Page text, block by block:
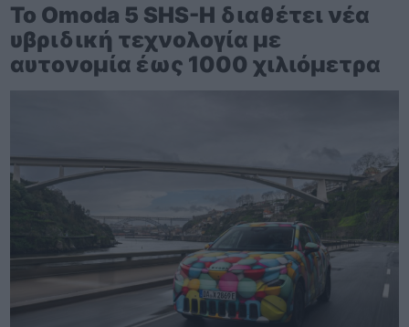
Το Omoda 5 SHS-H διαθέτει νέα
υβριδική τεχνολογία με
αυτονομία έως 1000 χιλιόμετρα